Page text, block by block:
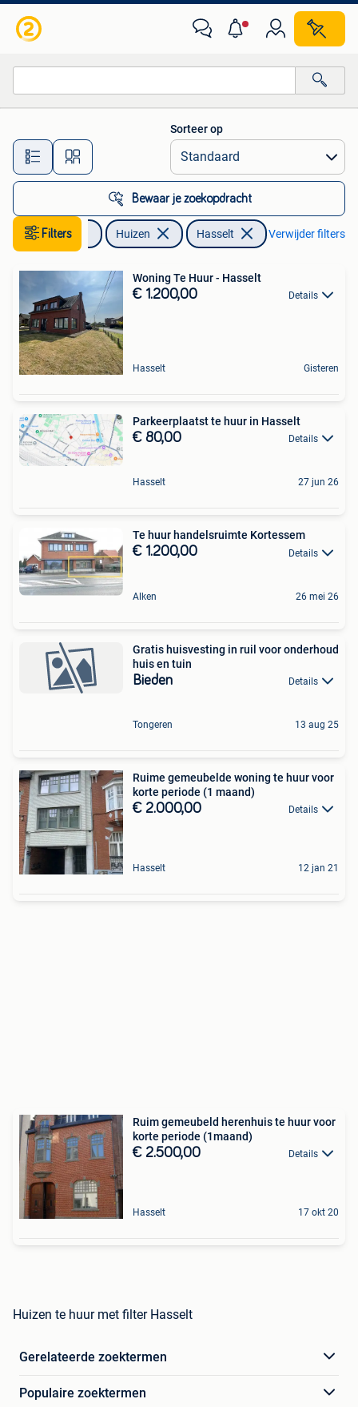
Alle afstanden…
Sorteer op
Bewaar je zoekopdracht
Filters
Immo Huizen Hasselt Verwijder filters
Woning Te Huur - Hasselt
€ 1.200,00 Details
Hasselt Gisteren
Parkeerplaatst te huur in Hasselt
€ 80,00 Details
Hasselt 27 jun 26
Te huur handelsruimte Kortessem
€ 1.200,00 Details
Alken 26 mei 26
Gratis huisvesting in ruil voor onderhoud
huis en tuin
Bieden Details
Tongeren 13 aug 25
Ruime gemeubelde woning te huur voor
korte periode (1 maand)
€ 2.000,00 Details
Hasselt 12 jan 21
Ruim gemeubeld herenhuis te huur voor
korte periode (1maand)
€ 2.500,00 Details
Hasselt 17 okt 20
Huizen te huur met filter Hasselt
Gerelateerde zoektermen
Populaire zoektermen